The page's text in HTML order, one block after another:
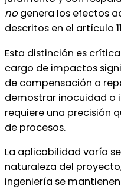
no genera los efectos
descritos en el artículo
Esta distinción es
cargo de impactos
de compensación o
demostrar inocuidad o
requiere una precisión
de procesos.
La aplicabilidad varía
naturaleza del
ingeniería se